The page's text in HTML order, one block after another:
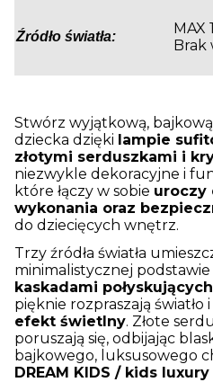
Źródło światła:
MAX
Brak
Stwórz wyjątkową,
dziecka dzięki lampie
złotymi serduszkami i
niezwykle dekoracyjne i
które łączy w sobie uroczy
wykonania oraz
do dziecięcych wnętrz.
Trzy źródła światła
minimalistycznej podstawie
kaskadami
pięknie rozpraszają światło
efekt świetlny. Złote
poruszają się, odbijając
bajkowego, luksusowego
DREAM KIDS / kids